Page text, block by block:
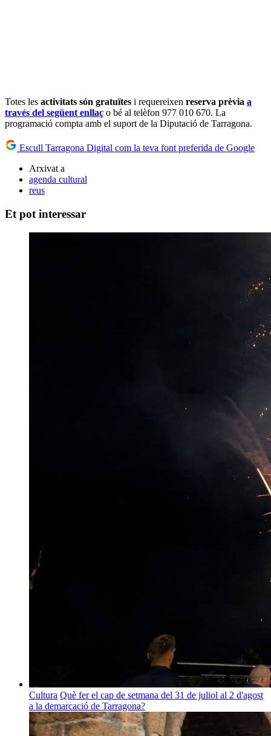
Totes les activitats són gratuïtes i requereixen reserva prèvia a
través del següent enllaç o bé al telèfon 977 010 670. La
programació compta amb el suport de la Diputació de Tarragona.
Escull Tarragona Digital com la teva font preferida de Google
Arxivat a
agenda cultural
reus
Et pot interessar
Cultura Què fer el cap de setmana del 31 de juliol al 2 d'agost
a la demarcació de Tarragona?